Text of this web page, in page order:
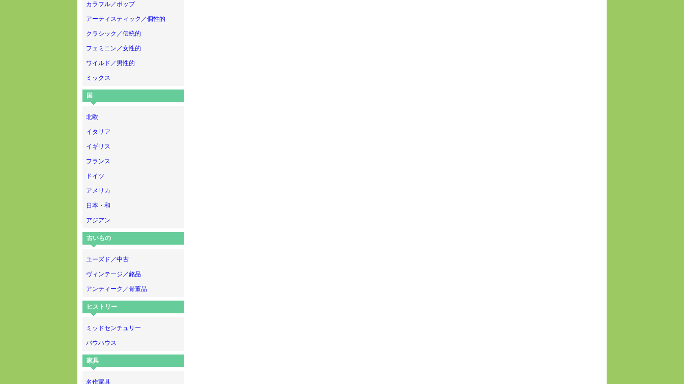
カラフル／ポップ
アーティスティック／個性的
クラシック／伝統的
フェミニン／女性的
ワイルド／男性的
ミックス
国
北欧
イタリア
イギリス
フランス
ドイツ
アメリカ
日本・和
アジアン
古いもの
ユーズド／中古
ヴィンテージ／銘品
アンティーク／骨董品
ヒストリー
ミッドセンチュリー
バウハウス
家具
名作家具